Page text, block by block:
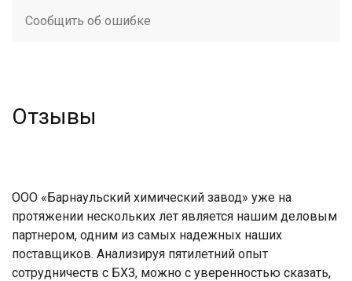
Сообщить об ошибке
Отзывы
ООО «Барнаульский химический завод» уже на
протяжении нескольких лет является нашим деловым
партнером, одним из самых надежных наших
поставщиков. Анализируя пятилетний опыт
сотрудничеств с БХЗ, можно с уверенностью сказать,